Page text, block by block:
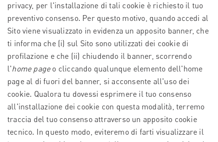
privacy, per l'installazione di tali cookie è richiesto il tuo
preventivo consenso. Per questo motivo, quando accedi al
Sito viene visualizzato in evidenza un apposito banner, che
ti informa che (i) sul Sito sono utilizzati dei cookie di
profilazione e che (ii) chiudendo il banner, scorrendo
l'home pageo cliccando qualunque elemento dell'home
page al di fuori del banner, si acconsente all'uso dei
cookie. Qualora tu dovessi esprimere il tuo consenso
all'installazione dei cookie con questa modalità, terremo
traccia del tuo consenso attraverso un apposito cookie
tecnico. In questo modo, eviteremo di farti visualizzare il